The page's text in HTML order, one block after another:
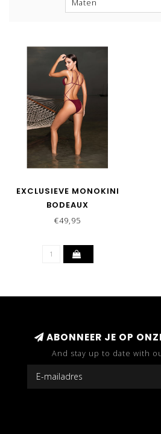
Maten
EXCLUSIEVE MONOKINI
BODEAUX
€49,95
ABONNEER JE OP
And stay up to date with